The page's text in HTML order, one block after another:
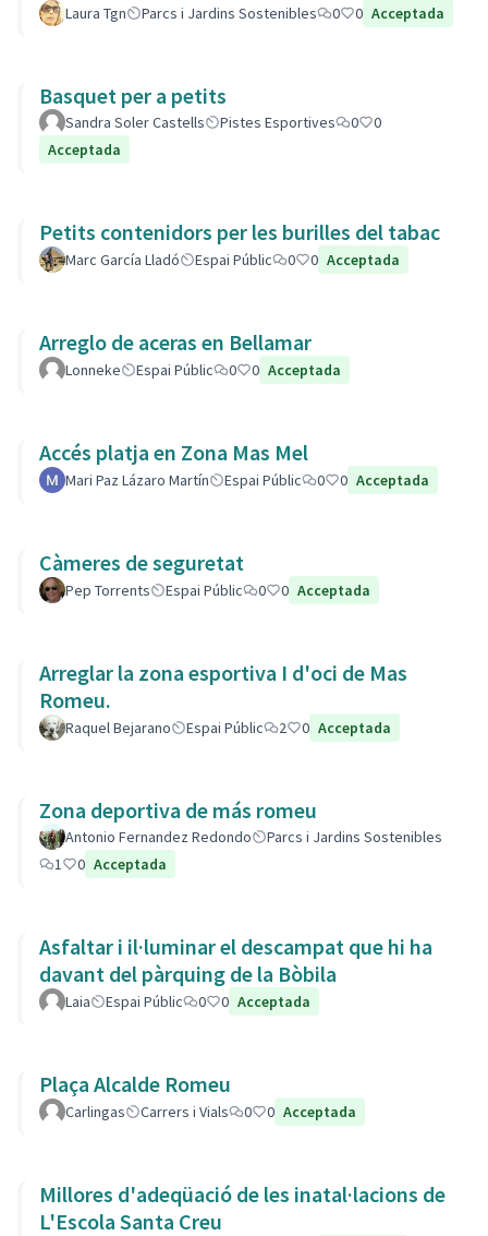
Laura Tgn Parcs i Jardins Sostenibles 0 0 Acceptada
Basquet per a petits
Sandra Soler Castells Pistes Esportives 0
0
Acceptada
Petits contenidors per les burilles del tabac
Marc García Lladó Espai Públic 0 0 Acceptada
Arreglo de aceras en Bellamar
Lonneke Espai Públic 0 0 Acceptada
Accés platja en Zona Mas Mel
Mari Paz Lázaro Martín Espai Públic 0 0 Acceptada
Càmeres de seguretat
Pep Torrents Espai Públic 0 0 Acceptada
Arreglar la zona esportiva I d'oci de Mas
Romeu.
Raquel Bejarano Espai Públic 2 0 Acceptada
Zona deportiva de más romeu
Antonio Fernandez Redondo
Parcs i Jardins Sostenibles
1
0 Acceptada
Asfaltar i il·luminar el descampat que hi ha
davant del pàrquing de la Bòbila
Laia Espai Públic 0 0 Acceptada
Plaça Alcalde Romeu
Carlingas Carrers i Vials 0 0 Acceptada
Millores d'adeqüació de les inatal·lacions de
L'Escola Santa Creu